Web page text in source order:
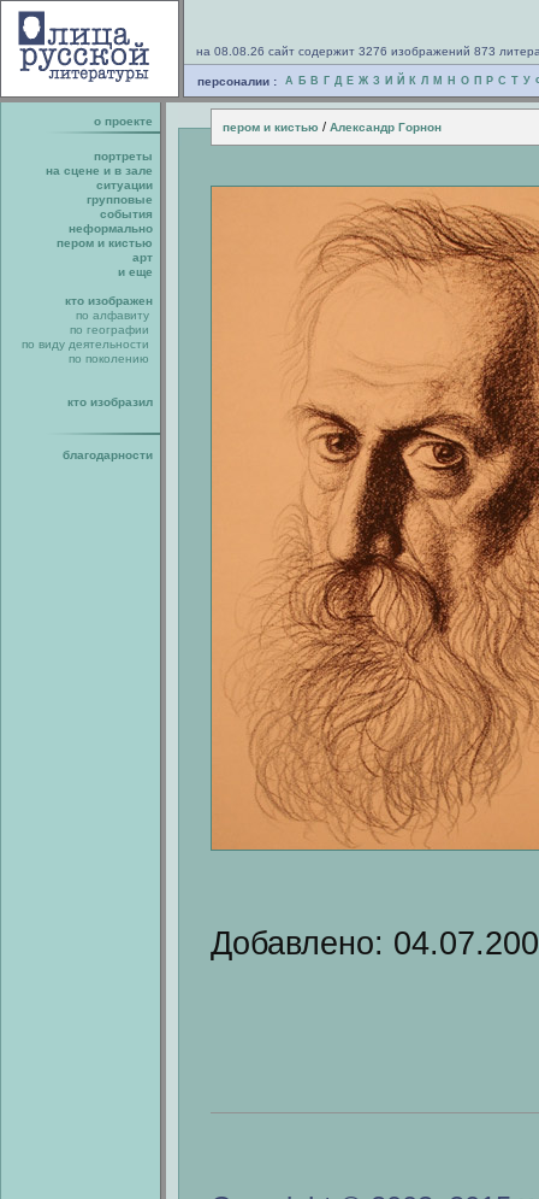
на 08.08.26 сайт содержит 3276 изображений 873
персоналии : А Б В Г Д Е Ж З И Й К Л М Н О П Р С Т У
о проекте пером и кистью / Александр Горнон
портреты
на сцене и в зале
ситуации
групповые
события
неформально
пером и кистью
арт
и еще
кто изображен
по алфавиту
по географии
по виду деятельности
по поколению
кто изобразил
благодарности
Добавлено: